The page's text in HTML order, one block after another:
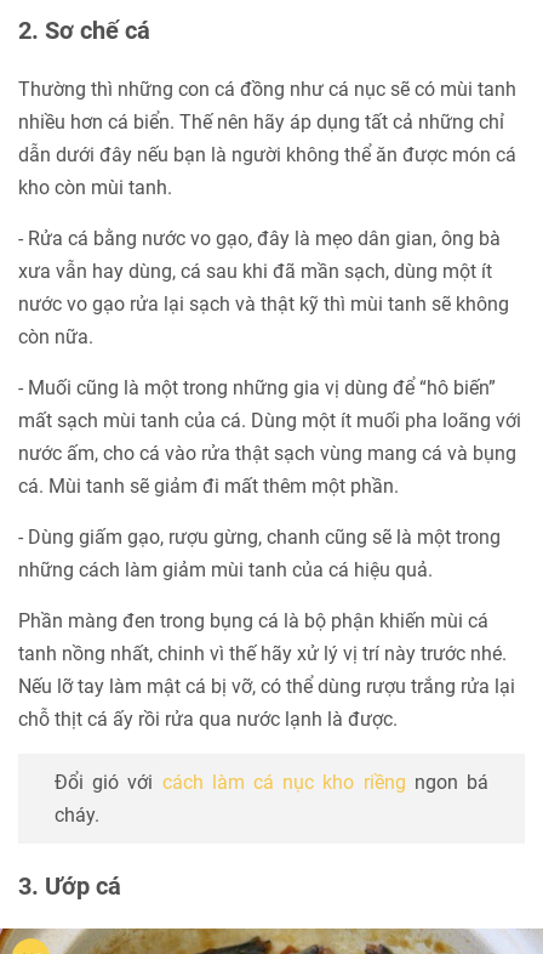
2. Sơ chế cá
Thường thì những con cá đồng như cá nục sẽ có mùi tanh
nhiều hơn cá biển. Thế nên hãy áp dụng tất cả những chỉ
dẫn dưới đây nếu bạn là người không thể ăn được món cá
kho còn mùi tanh.
- Rửa cá bằng nước vo gạo, đây là mẹo dân gian, ông bà
xưa vẫn hay dùng, cá sau khi đã mần sạch, dùng một ít
nước vo gạo rửa lại sạch và thật kỹ thì mùi tanh sẽ không
còn nữa.
- Muối cũng là một trong những gia vị dùng để “hô biến”
mất sạch mùi tanh của cá. Dùng một ít muối pha loãng với
nước ấm, cho cá vào rửa thật sạch vùng mang cá và bụng
cá. Mùi tanh sẽ giảm đi mất thêm một phần.
- Dùng giấm gạo, rượu gừng, chanh cũng sẽ là một trong
những cách làm giảm mùi tanh của cá hiệu quả.
Phần màng đen trong bụng cá là bộ phận khiến mùi cá
tanh nồng nhất, chinh vì thế hãy xử lý vị trí này trước nhé.
Nếu lỡ tay làm mật cá bị vỡ, có thể dùng rượu trắng rửa lại
chỗ thịt cá ấy rồi rửa qua nước lạnh là được.
Đổi gió với cách làm cá nục kho riềng ngon bá
cháy.
3. Ướp cá